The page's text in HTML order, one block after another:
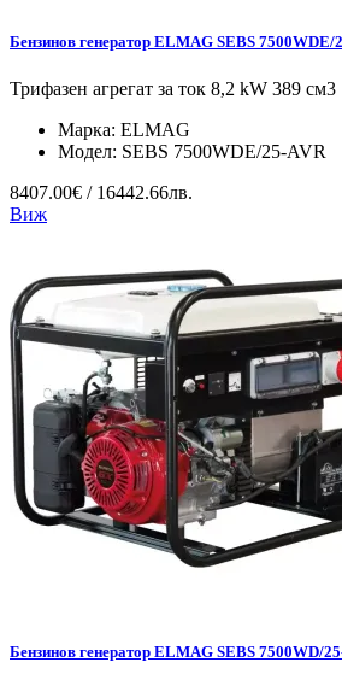
Бензинов генератор ELMAG SEBS 7500WDE/
Трифазен агрегат за ток 8,2 kW 389 см3
Марка: ELMAG
Модел: SEBS 7500WDE/25-AVR
8407.00€ / 16442.66лв.
Виж
Бензинов генератор ELMAG SEBS 7500WD/